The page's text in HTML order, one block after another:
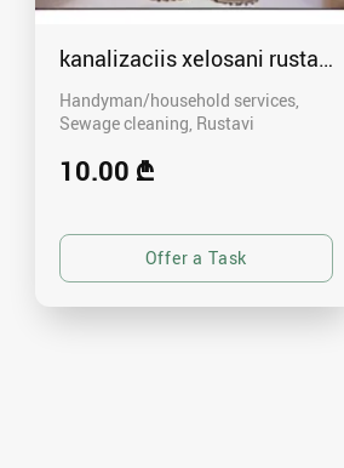
kanalizaciis xelosani
Handyman/household services,
Sewage cleaning Rustavi
10.00 ₾